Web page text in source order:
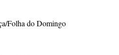
Folha do Domingo